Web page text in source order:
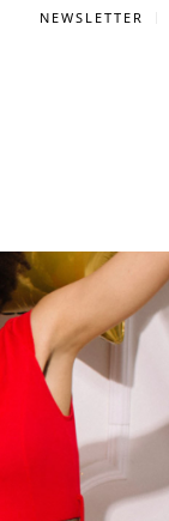
NEWSLETTER